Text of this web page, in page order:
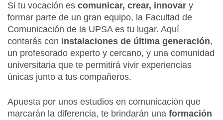
Si tu vocación es comunicar, crear, innovar y
formar parte de un gran equipo, la Facultad de
Comunicación de la UPSA es tu lugar. Aquí
contarás con instalaciones de última generación,
un profesorado experto y cercano, y una comunidad
universitaria que te permitirá vivir experiencias
únicas junto a tus compañeros.
Apuesta por unos estudios en comunicación que
marcarán la diferencia, te brindarán una formación